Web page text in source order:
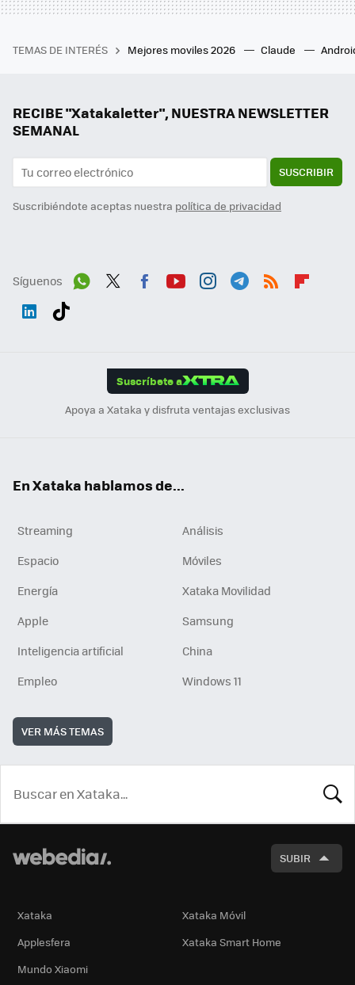
TEMAS DE INTERÉS Mejores moviles 2026 Claude
RECIBE "Xatakaletter", NUESTRA NEWSLETTER
SEMANAL
SUSCRIBIR
Suscribiéndote aceptas nuestra política de privacidad
Síguenos
Suscríbete a
Apoya a Xataka y disfruta ventajas exclusivas
En Xataka hablamos de...
Streaming
Análisis
Espacio
Móviles
Energía
Xataka Movilidad
Apple
Samsung
Inteligencia artificial
China
Empleo
Windows 11
VER MÁS TEMAS
SUBIR
Xataka
Xataka Móvil
Applesfera
Xataka Smart Home
Mundo Xiaomi